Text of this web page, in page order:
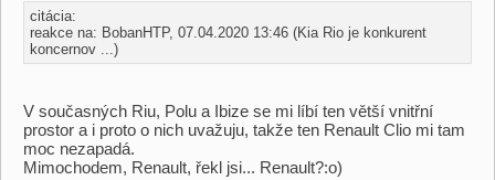
citácia:
reakce na: BobanHTP, 07.04.2020 13:46 (Kia Rio je konkurent
koncernov ...)
V současných Riu, Polu a Ibize se mi líbí ten větší vnitřní
prostor a i proto o nich uvažuju, takže ten Renault Clio mi tam
moc nezapadá.
Mimochodem, Renault, řekl jsi... Renault?:o)